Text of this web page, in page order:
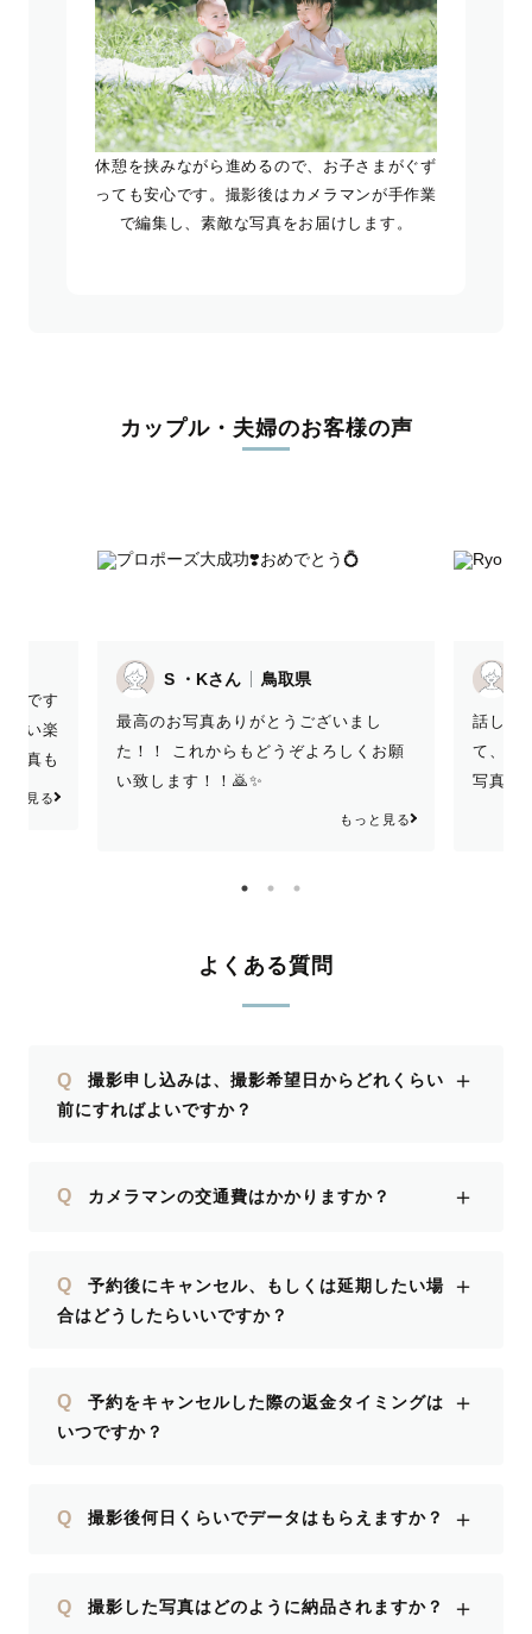
休憩を挟みながら進めるので、お子さまがぐず
っても安心です。撮影後はカメラマンが手作業
で編集し、素敵な写真をお届けします。
カップル・夫婦のお客様の声
のです
らい楽
写真も
ても思
と見る
S ・Kさん 鳥取県
最高のお写真ありがとうございまし
た！！ これからもどうぞよろしくお願
い致します！！🙇✨
もっと見る
話しや
て、成
写真に
よくある質問
Q
撮影申し込みは、撮影希望日からどれくらい
前にすればよいですか？
＋
Q カメラマンの交通費はかかりますか？ ＋
Q
予約後にキャンセル、もしくは延期したい場
合はどうしたらいいですか？
＋
Q
予約をキャンセルした際の返金タイミングは
いつですか？
＋
Q 撮影後何日くらいでデータはもらえますか？ ＋
Q 撮影した写真はどのように納品されますか？ ＋